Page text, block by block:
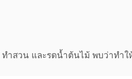
สวน และรดน้ำต้นไม้ พบว่าทำ